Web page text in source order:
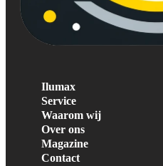
Ilumax
Service
Waarom wij
Over ons
Magazine
Contact